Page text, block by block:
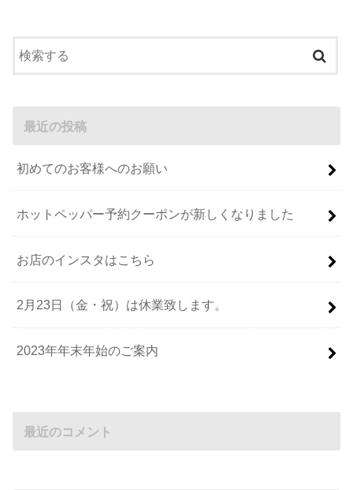
最近の投稿
初めてのお客様へのお願い
ホットペッパー予約クーポンが新しくなりました
お店のインスタはこちら
2月23日（金・祝）は休業致します。
2023年年末年始のご案内
最近のコメント